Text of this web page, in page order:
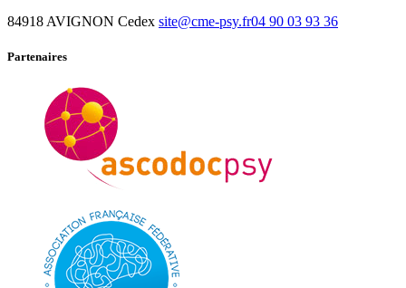
84918 AVIGNON Cedex site@cme-psy.fr04 90 03 93 36
Partenaires